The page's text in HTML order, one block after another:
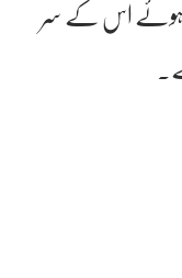
ہوئے اس کے سر